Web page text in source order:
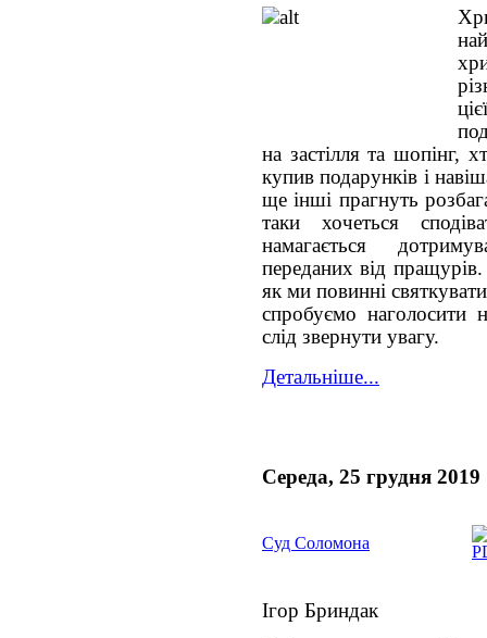
на застілля та шопінг,
купив подарунків і
ще інші прагнуть
таки хочеться
намагається
переданих від
як ми повинні
спробуємо наголосити
слід звернути увагу.
Детальніше...
Середа, 25 грудня 2019
Суд Соломона
Ігор Бриндак